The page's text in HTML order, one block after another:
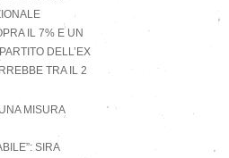
IL 7% E UN
DELL’EX
TRA IL 2
MISURA
SIRA